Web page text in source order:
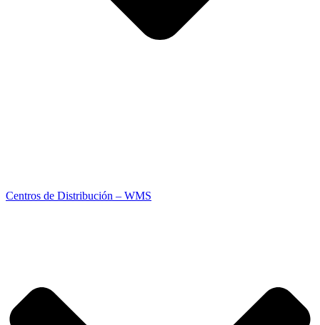
Centros de Distribución – WMS